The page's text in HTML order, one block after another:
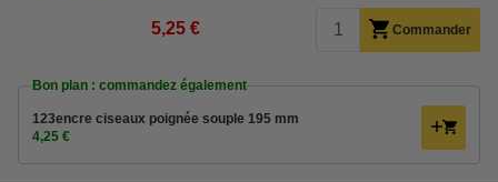
5,25 € Commander
Bon plan : commandez également
123encre ciseaux poignée souple 195 mm
4,25 €